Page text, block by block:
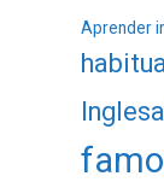
Aprender
Inglesa